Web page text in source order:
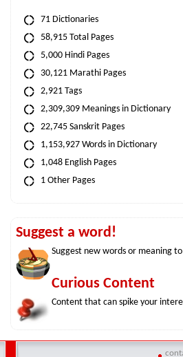
71 Dictionaries
58,915 Total Pages
5,000 Hindi Pages
30,121 Marathi Pages
2,921 Tags
2,309,309 Meanings in Dictionary
22,745 Sanskrit Pages
1,153,927 Words in Dictionary
1,048 English Pages
1 Other Pages
Suggest a word!
Suggest new words or meaning
Curious Content
Content that can spike your